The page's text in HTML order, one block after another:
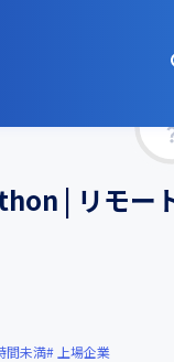
| リモー
間未満 上場企業